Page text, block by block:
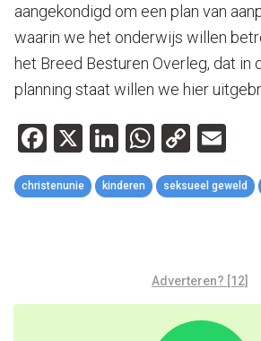
aangekondigd om een plan van
waarin we het onderwijs willen
het Breed Besturen Overleg, dat in
planning staat willen we hier
Facebook
X LinkedIn
Copy
Link
christenunie kinderen seksueel geweld
Adverteren? [12]